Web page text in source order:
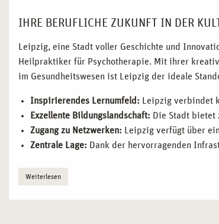
IHRE BERUFLICHE ZUKUNFT IN DER
Leipzig, eine Stadt voller Geschichte und
Heilpraktiker für Psychotherapie. Mit ihrer
im Gesundheitswesen ist Leipzig der ideale
Inspirierendes Lernumfeld: Leipzig verbindet
Exzellente Bildungslandschaft: Die Stadt bietet
Zugang zu Netzwerken: Leipzig verfügt über
Zentrale Lage: Dank der hervorragenden
WARUM LEIPZIG IDEAL FÜR IHRE
Leipzig ist eine Stadt, die Geschichte, Kultur und
Weiterlesen